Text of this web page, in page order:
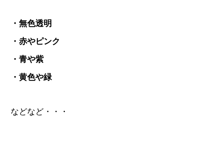
・無色透明
・赤やピンク
・青や紫
・黄色や緑
などなど・・・